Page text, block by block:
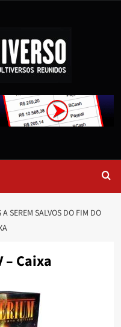
SEREM SALVOS DO FIM DO
Caixa